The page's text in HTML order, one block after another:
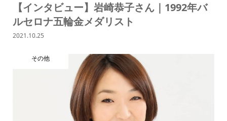
【インタビュー】岩崎恭子さん｜1992年バ
ルセロナ五輪金メダリスト
2021.10.25
その他